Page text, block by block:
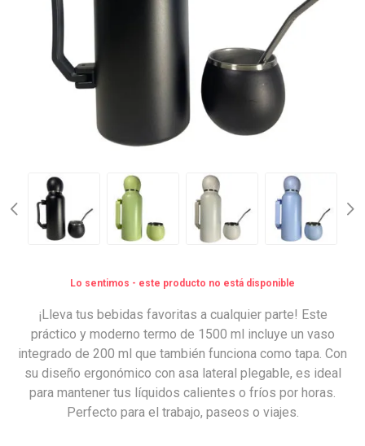
Lo sentimos - este producto no está disponible
¡Lleva tus bebidas favoritas a cualquier parte! Este
práctico y moderno termo de 1500 ml incluye un vaso
integrado de 200 ml que también funciona como tapa. Con
su diseño ergonómico con asa lateral plegable, es ideal
para mantener tus líquidos calientes o fríos por horas.
Perfecto para el trabajo, paseos o viajes.